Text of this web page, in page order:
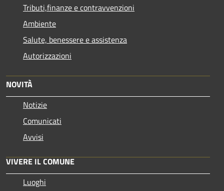
Tributi,finanze e contravvenzioni
Ambiente
Salute, benessere e assistenza
Autorizzazioni
NOVITÀ
Notizie
Comunicati
Avvisi
VIVERE IL COMUNE
Luoghi